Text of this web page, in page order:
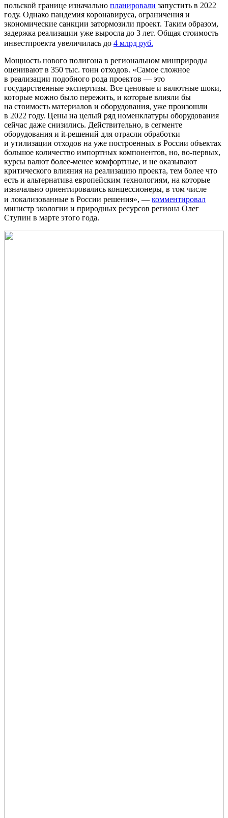
польской границе изначально планировали запустить в 2022
году. Однако пандемия коронавируса, ограничения и
экономические санкции затормозили проект. Таким образом,
задержка реализации уже выросла до 3 лет. Общая стоимость
инвестпроекта увеличилась до 4 млрд руб.
Мощность нового полигона в региональном минприроды
оценивают в 350 тыс. тонн отходов. «Самое сложное
в реализации подобного рода проектов — это
государственные экспертизы. Все ценовые и валютные шоки,
которые можно было пережить, и которые влияли бы
на стоимость материалов и оборудования, уже произошли
в 2022 году. Цены на целый ряд номенклатуры оборудования
сейчас даже снизились. Действительно, в сегменте
оборудования и it-решений для отрасли обработки
и утилизации отходов на уже построенных в России объектах
большое количество импортных компонентов, но, во-первых,
курсы валют более-менее комфортные, и не оказывают
критического влияния на реализацию проекта, тем более что
есть и альтернатива европейским технологиям, на которые
изначально ориентировались концессионеры, в том числе
и локализованные в России решения», — комментировал
министр экологии и природных ресурсов региона Олег
Ступин в марте этого года.